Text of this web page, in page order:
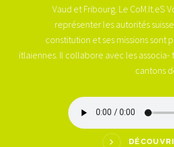
Vaud et Fribourg. Le CoM.It.eS
représenter les autorités
constitution et ses missions sont
itlaiennes. Il collabore avec les associa-
cantons